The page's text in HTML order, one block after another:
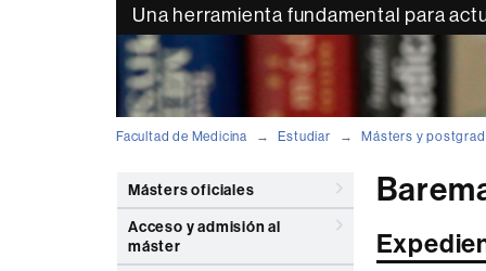
Una herramienta fundamental para
Facultad de Medicina Estudiar Másters y
Másters oficiales
Acceso y admisión al
máster